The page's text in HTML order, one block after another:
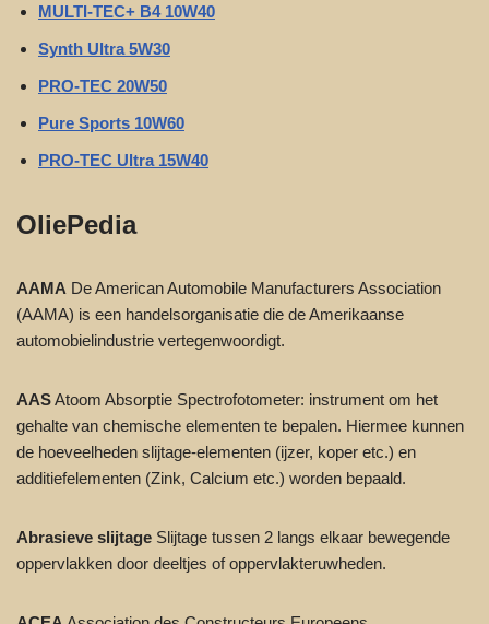
MULTI-TEC+ B4 10W40
Synth Ultra 5W30
PRO-TEC 20W50
Pure Sports 10W60
PRO-TEC Ultra 15W40
OliePedia
AAMA De American Automobile Manufacturers Association
(AAMA) is een handelsorganisatie die de Amerikaanse
automobielindustrie vertegenwoordigt.
AASAtoom Absorptie Spectrofotometer: instrument om het
gehalte van chemische elementen te bepalen. Hiermee kunnen
de hoeveelheden slijtage-elementen (ijzer, koper etc.) en
additiefelementen (Zink, Calcium etc.) worden bepaald.
Abrasieve slijtage Slijtage tussen 2 langs elkaar bewegende
oppervlakken door deeltjes of oppervlakteruwheden.